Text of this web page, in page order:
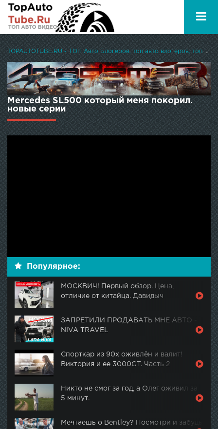
TOPAUTOTUBE.RU - ТОП Авто Блогеров, топ авто влогеров, топ авто ютуберов
Mercedes SL500 который меня покорил.
новые серии
Популярное:
МОСКВИЧ! Первый обзор. Цена,
отличие от китайца. Давидыч
ЗАПРЕТИЛИ ПРОДАВАТЬ МНЕ АВТО -
NIVA TRAVEL
Спорткар из 90х оживлён и валит!
Виктория и ее 3000GT. Часть 2
Никто не смог за год, а Олег оживил за
5 минут.
Мечтаешь о Bentley? Посмотри и забудь